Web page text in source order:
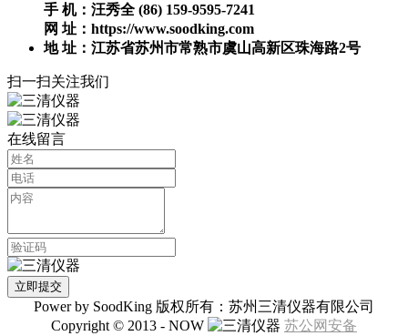
手 机：汪秀全 (86) 159-9595-7241
网 址：https://www.soodking.com
地 址：江苏省苏州市常熟市虞山高新区珠海路2号
扫一扫关注我们
在线留言
Power by SoodKing 版权所有：苏州三清仪器有限公司
Copyright © 2013 - NOW
苏公网安备